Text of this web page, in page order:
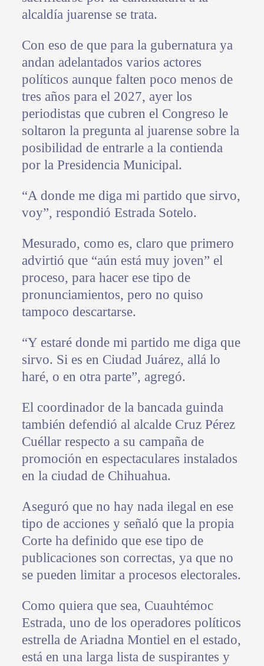
alcaldía juarense se trata.
Con eso de que para la gubernatura ya
andan adelantados varios actores
políticos aunque falten poco menos de
tres años para el 2027, ayer los
periodistas que cubren el Congreso le
soltaron la pregunta al juarense sobre la
posibilidad de entrarle a la contienda
por la Presidencia Municipal.
“A donde me diga mi partido que sirvo,
voy”, respondió Estrada Sotelo.
Mesurado, como es, claro que primero
advirtió que “aún está muy joven” el
proceso, para hacer ese tipo de
pronunciamientos, pero no quiso
tampoco descartarse.
“Y estaré donde mi partido me diga que
sirvo. Si es en Ciudad Juárez, allá lo
haré, o en otra parte”, agregó.
El coordinador de la bancada guinda
también defendió al alcalde Cruz Pérez
Cuéllar respecto a su campaña de
promoción en espectaculares instalados
en la ciudad de Chihuahua.
Aseguró que no hay nada ilegal en ese
tipo de acciones y señaló que la propia
Corte ha definido que ese tipo de
publicaciones son correctas, ya que no
se pueden limitar a procesos electorales.
Como quiera que sea, Cuauhtémoc
Estrada, uno de los operadores políticos
estrella de Ariadna Montiel en el estado,
está en una larga lista de suspirantes y